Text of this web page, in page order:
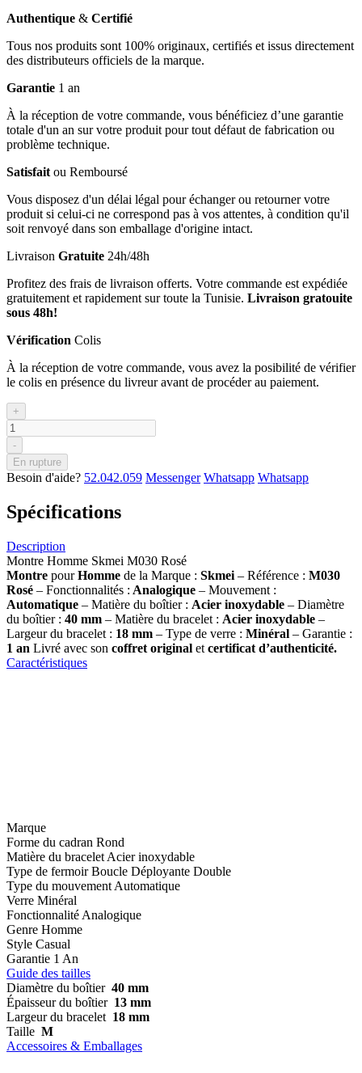
Authentique & Certifié
Tous nos produits sont 100% originaux, certifiés et issus directement
des distributeurs officiels de la marque.
Garantie 1 an
À la réception de votre commande, vous bénéficiez d’une garantie
totale d'un an sur votre produit pour tout défaut de fabrication ou
problème technique.
Satisfait ou Remboursé
Vous disposez d'un délai légal pour échanger ou retourner votre
produit si celui-ci ne correspond pas à vos attentes, à condition qu'il
soit renvoyé dans son emballage d'origine intact.
Livraison Gratuite 24h/48h
Profitez des frais de livraison offerts. Votre commande est expédiée
gratuitement et rapidement sur toute la Tunisie. Livraison gratouite
sous 48h!
Vérification Colis
À la réception de votre commande, vous avez la posibilité de vérifier
le colis en présence du livreur avant de procéder au paiement.
+
-
En rupture
Besoin d'aide? 52.042.059 Messenger Whatsapp Whatsapp
Spécifications
Description
Montre Homme Skmei M030 Rosé
Montre pourHomme de la Marque : Skmei – Référence : M030
Rosé – Fonctionnalités : Analogique – Mouvement :
Automatique – Matière du boîtier : Acier inoxydable – Diamètre
du boîtier : 40 mm – Matière du bracelet : Acier inoxydable –
Largeur du bracelet : 18 mm – Type de verre : Minéral – Garantie :
1 an Livré avec son coffret original et certificat d’authenticité.
Caractéristiques
Marque
Forme du cadran Rond
Matière du bracelet Acier inoxydable
Type de fermoir Boucle Déployante Double
Type du mouvement Automatique
Verre Minéral
Fonctionnalité Analogique
Genre Homme
Style Casual
Garantie 1 An
Guide des tailles
Diamètre du boîtier 40 mm
Épaisseur du boîtier 13 mm
Largeur du bracelet 18 mm
Taille M
Accessoires & Emballages